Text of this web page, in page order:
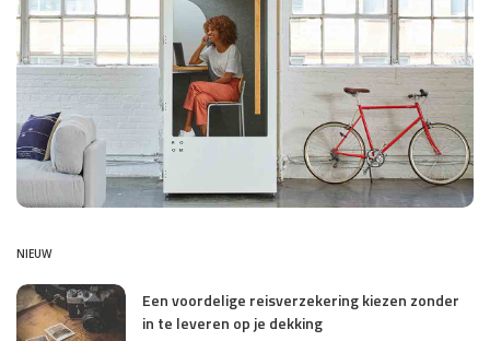
NIEUW
Een voordelige reisverzekering kiezen zonder
in te leveren op je dekking